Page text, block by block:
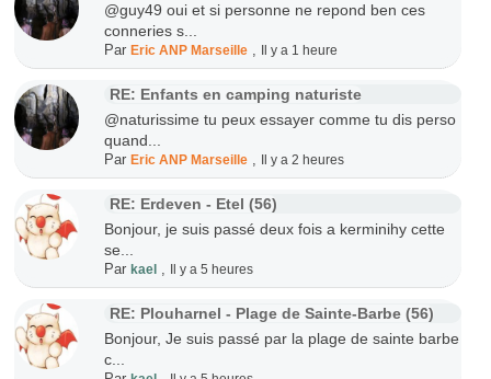
@guy49 oui et si personne ne repond ben ces
conneries s...
Par Eric ANP Marseille, Il y a 1 heure
RE: Enfants en camping naturiste
@naturissime tu peux essayer comme tu dis perso
quand...
Par Eric ANP Marseille, Il y a 2 heures
RE: Erdeven - Etel (56)
Bonjour, je suis passé deux fois a kerminihy cette
se...
Par kael, Il y a 5 heures
RE: Plouharnel - Plage de Sainte-Barbe (56)
Bonjour, Je suis passé par la plage de sainte barbe
c...